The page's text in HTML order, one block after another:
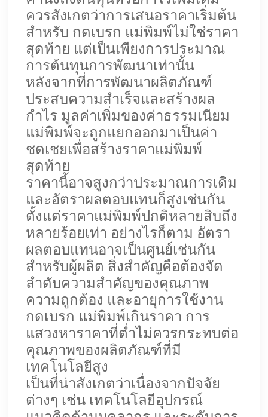
ควรสังเกตว่าการเสนอราคาเริ่มต้น
สำหรับ กดเบรก แม่พิมพ์ไม่ใช่ราคา
สุดท้าย แต่เป็นเพียงการประมาณ
การต้นทุนการพัฒนาเท่านั้น
หลังจากที่การพัฒนาผลิตภัณฑ์
ประสบความสำเร็จและสร้างผล
กำไร มูลค่าเพิ่มของค่าธรรมเนียม
แม่พิมพ์จะถูกแยกออกมาเป็นค่า
ชดเชยเพื่อสร้างราคาแม่พิมพ์
สุดท้าย
ราคานี้อาจสูงกว่าประมาณการเดิม
และอัตราผลตอบแทนก็สูงเช่นกัน
ตั้งแต่ราคาแม่พิมพ์ปกติหลายสิบถึง
หลายร้อยเท่า อย่างไรก็ตาม อัตรา
ผลตอบแทนอาจเป็นศูนย์เช่นกัน
สำหรับผู้ผลิต สิ่งสำคัญคือต้องจัด
ลำดับความสำคัญของคุณภาพ
ความถูกต้อง และอายุการใช้งาน
กดเบรก แม่พิมพ์เกินราคา การ
แสวงหาราคาที่ต่ำไม่ควรกระทบต่อ
คุณภาพของผลิตภัณฑ์ที่มี
เทคโนโลยีสูง
เป็นที่น่าสังเกตว่าเนื่องจากปัจจัย
ต่างๆ เช่น เทคโนโลยีอุปกรณ์